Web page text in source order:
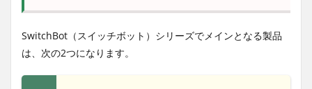
SwitchBot（スイッチボット）シリーズでメインとなる製品
は、次の2つになります。